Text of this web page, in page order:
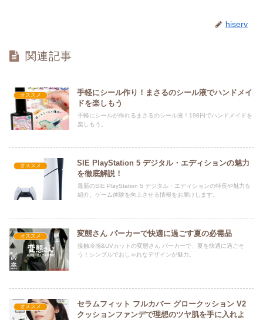
hiserv
関連記事
オススメ
手軽にシール作り！まさるのシール液でハンドメイ
ドを楽しもう
手軽にシールが作れるまさるのシール液！198円でハンドメイドを
楽しもう。
オススメ
SIE PlayStation 5 デジタル・エディションの魅力
を徹底解説！
最新のSIE PlayStation 5 デジタル・エディションの特長や魅力を
紹介。ゲーム体験を向上させる情報をお届けします。
オススメ 変態さん パーカーで快適に過ごす夏の必需品
接触冷感&UVカットの変態さん パーカーで、夏を快適に過ごそ
う！シンプルでおしゃれなデザインが魅力。
オススメ
セラムフィット フルカバー グロークッション V2
クッションファンデで理想のツヤ肌を手に入れよ